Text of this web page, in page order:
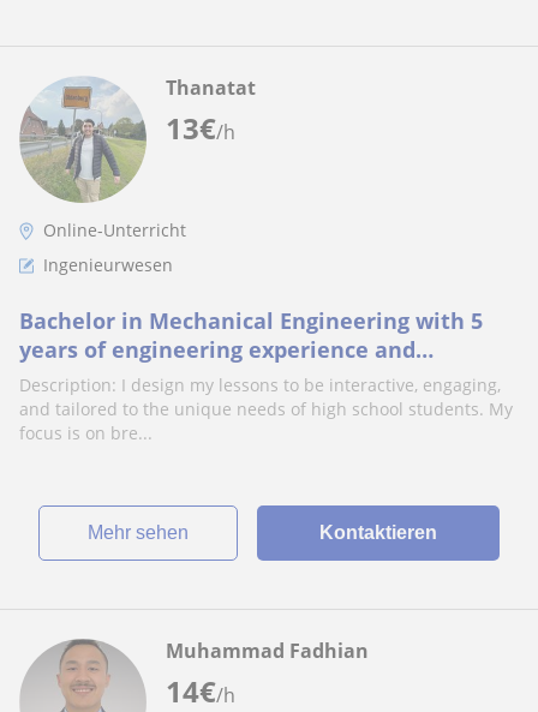
13€/h
Thanatat
Online-Unterricht
Ingenieurwesen
Bachelor in Mechanical Engineering with 5
years of engineering experience and
currently Master’s degree in Renewable
energy
Description: I design my lessons to be interactive, engaging,
and tailored to the unique needs of high school students. My
focus is on bre...
Mehr sehen Kontaktieren
14€/h
Muhammad Fadhian